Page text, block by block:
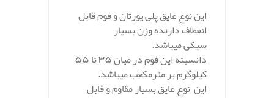
این نوع عایق پلی یورتان و فوم قابل
انعطاف دارنده وزن بسیار
سبکی میباشد.
دانسیته این فوم در میان ۳۵ تا ۵۵
کیلوگرم بر مترمکعب میباشد.
این نوع عایق بسیار مقاوم و قابل